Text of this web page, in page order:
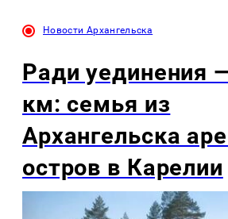
Новости Архангельска
Ради уединения
км: семья из
Архангельска
остров в Карелии